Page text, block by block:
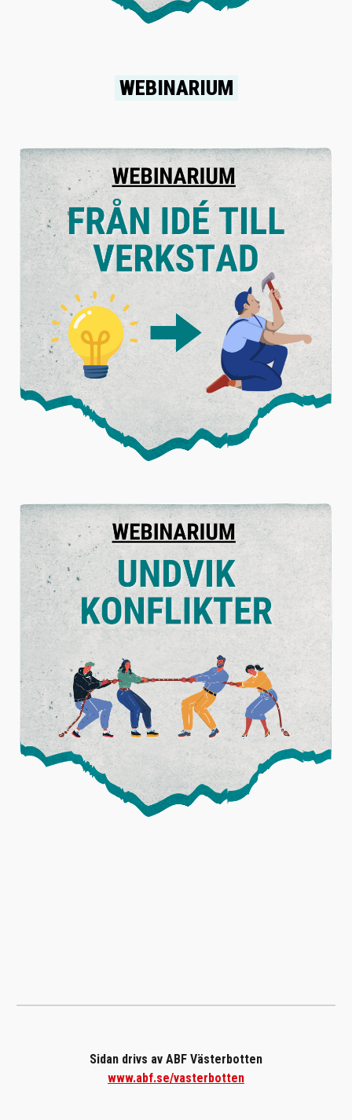
WEBINARIUM
Sidan drivs av ABF Västerbotten
www.abf.se/vasterbotten